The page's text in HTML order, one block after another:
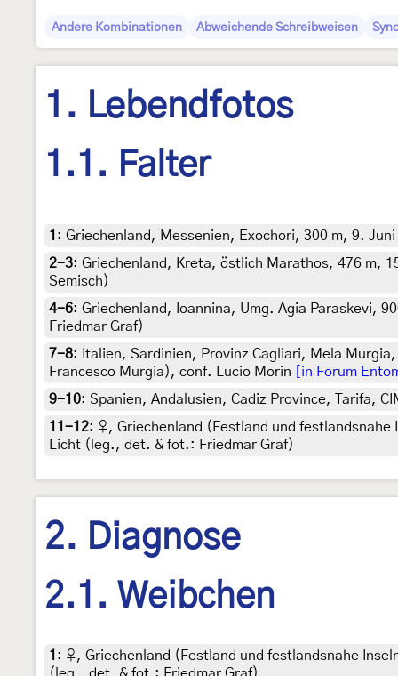
Andere Kombinationen Abweichende Schreibweisen
1. Lebendfotos
1.1. Falter
1 : Griechenland, Messenien, Exochori, 300 m, 9.
2-3: Griechenland, Kreta, östlich Marathos, 476 m,
Semisch)
4-6: Griechenland, Ioannina, Umg. Agia Paraskevi,
Friedmar Graf)
7-8:
Italien, Sardinien, Provinz Cagliari, Mela
Francesco Murgia), conf. Lucio Morin
[in Forum
9-10: Spanien, Andalusien, Cadiz Province, Tarifa,
11-12: ♀, Griechenland (Festland und
Licht (leg., det. & fot.: Friedmar Graf)
2. Diagnose
2.1. Weibchen
1 : ♀, Griechenland (Festland und festlandsnahe